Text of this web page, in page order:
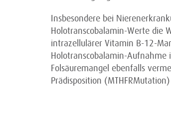
Insbesondere bei
Holotranscobalamin-Werte die
intrazellulärer Vitamin B-12-
Holotranscobalamin-
Folsäuremangel ebenfalls
Prädisposition